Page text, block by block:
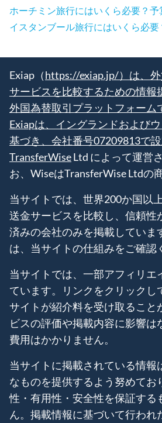
ホーチミン旅行にはいくら必要？予
イスタンブール旅行にはいくら必要
Exiap（https://exiap.jp/）は、
サービスを比較するための情報
外国為替取引プラットフォーム
Exiapは、イングランドおよび
基づき、会社番号07209813で
TransferWiseLtd によって運営
お、WiseはTransferWise Ltdの
当サイトでは、世界200か国以
送金サービスを比較し、信頼性
済みの会社のみを掲載していま
は、当サイトの仕組みをご確認
当サイトでは、一部アフィリエ
ています。リンクをクリックし
サイトが紹介料を受け取ること
ビスの評価や掲載内容に影響は
費用はかかりません。
当サイトに掲載されている情報
なものを提供するよう努めてお
性・有用性・安全性を保証する
ん。掲載情報に基づいて行われ